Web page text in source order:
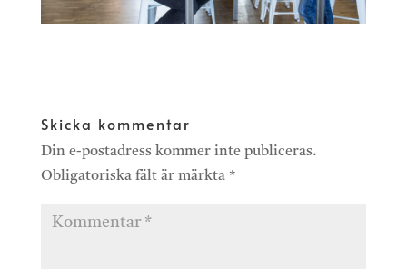
Skicka kommentar
Din e-postadress kommer inte publiceras.
Obligatoriska fält är märkta *